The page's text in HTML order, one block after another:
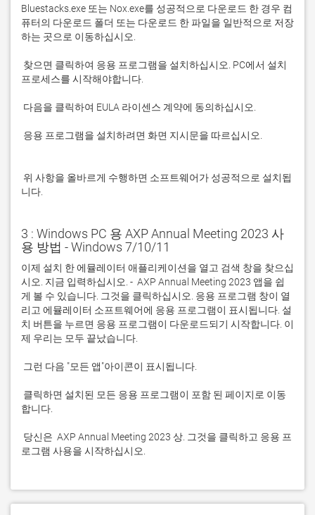
Bluestacks.exe 또는 Nox.exe를 성공적으로 다운로드 한 경우 컴
퓨터의 다운로드 폴더 또는 다운로드 한 파일을 일반적으로 저장
니다.
3 : Windows PC 용 AXP Annual Meeting 2023 사
용 방법 - Windows 7/10/11
이제 설치 한 에뮬레이터 애플리케이션을 열고 검색 창을 찾으십
시오. 지금 입력하십시오. -  AXP Annual Meeting 2023 앱을 쉽
게 볼 수 있습니다. 그것을 클릭하십시오. 응용 프로그램 창이 열
리고 에뮬레이터 소프트웨어에 응용 프로그램이 표시됩니다. 설
치 버튼을 누르면 응용 프로그램이 다운로드되기 시작합니다. 이
로그램 사용을 시작하십시오.